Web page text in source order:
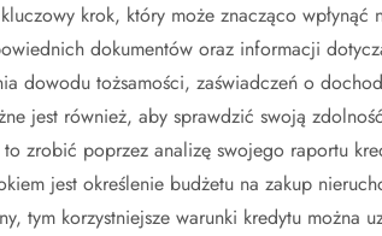
krok, który może znacząco wpłynąć
dokumentów oraz informacji
dowodu tożsamości, zaświadczeń o
jest również, aby sprawdzić swoją
zrobić poprzez analizę swojego raportu
jest określenie budżetu na zakup
tym korzystniejsze warunki kredytu można